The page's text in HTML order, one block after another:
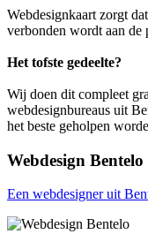
Webdesignkaart zorgt
verbonden wordt aan de
Het tofste gedeelte?
Wij doen dit compleet
webdesignbureaus uit
het beste geholpen
Webdesign Bentelo
Een webdesigner uit